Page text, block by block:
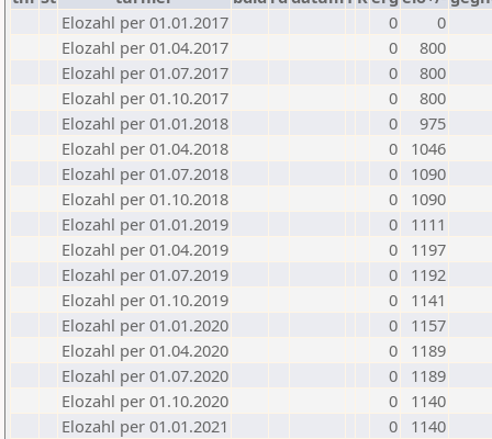
Elozahl per 01.01.2017
0
0
Elozahl per 01.04.2017
0
800
Elozahl per 01.07.2017
0
800
Elozahl per 01.10.2017
0
800
Elozahl per 01.01.2018
0
975
Elozahl per 01.04.2018
0
1046
Elozahl per 01.07.2018
0
1090
Elozahl per 01.10.2018
0
1090
Elozahl per 01.01.2019
0
1111
Elozahl per 01.04.2019
0
1197
Elozahl per 01.07.2019
0
1192
Elozahl per 01.10.2019
0
1141
Elozahl per 01.01.2020
0
1157
Elozahl per 01.04.2020
0
1189
Elozahl per 01.07.2020
0
1189
Elozahl per 01.10.2020
0
1140
Elozahl per 01.01.2021
0
1140